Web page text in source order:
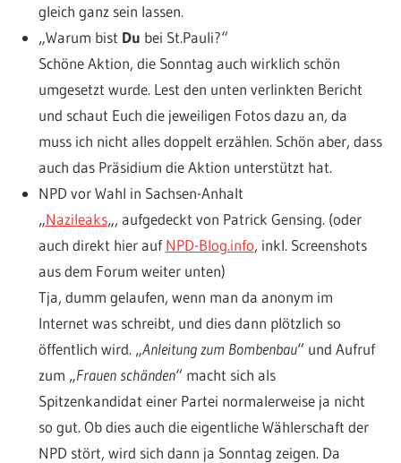
gleich ganz sein lassen.
„Warum bist Du bei St.Pauli?“
Schöne Aktion, die Sonntag auch wirklich schön
umgesetzt wurde. Lest den unten verlinkten Bericht
und schaut Euch die jeweiligen Fotos dazu an, da
muss ich nicht alles doppelt erzählen. Schön aber, dass
auch das Präsidium die Aktion unterstützt hat.
NPD vor Wahl in Sachsen-Anhalt
„Nazileaks„, aufgedeckt von Patrick Gensing. (oder
auch direkt hier aufNPD-Blog.info, inkl. Screenshots
aus dem Forum weiter unten)
Tja, dumm gelaufen, wenn man da anonym im
Internet was schreibt, und dies dann plötzlich so
öffentlich wird. „Anleitung zum Bombenbau“ und Aufruf
zum „Frauen schänden“ macht sich als
Spitzenkandidat einer Partei normalerweise ja nicht
so gut. Ob dies auch die eigentliche Wählerschaft der
NPD stört, wird sich dann ja Sonntag zeigen. Da